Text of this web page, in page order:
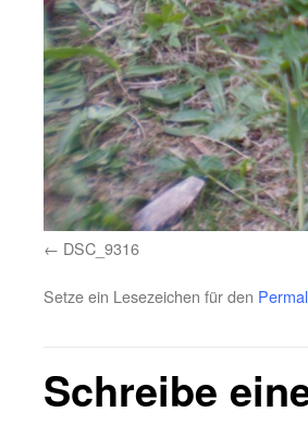
DSC_9316
Setze ein Lesezeichen für den
Schreibe